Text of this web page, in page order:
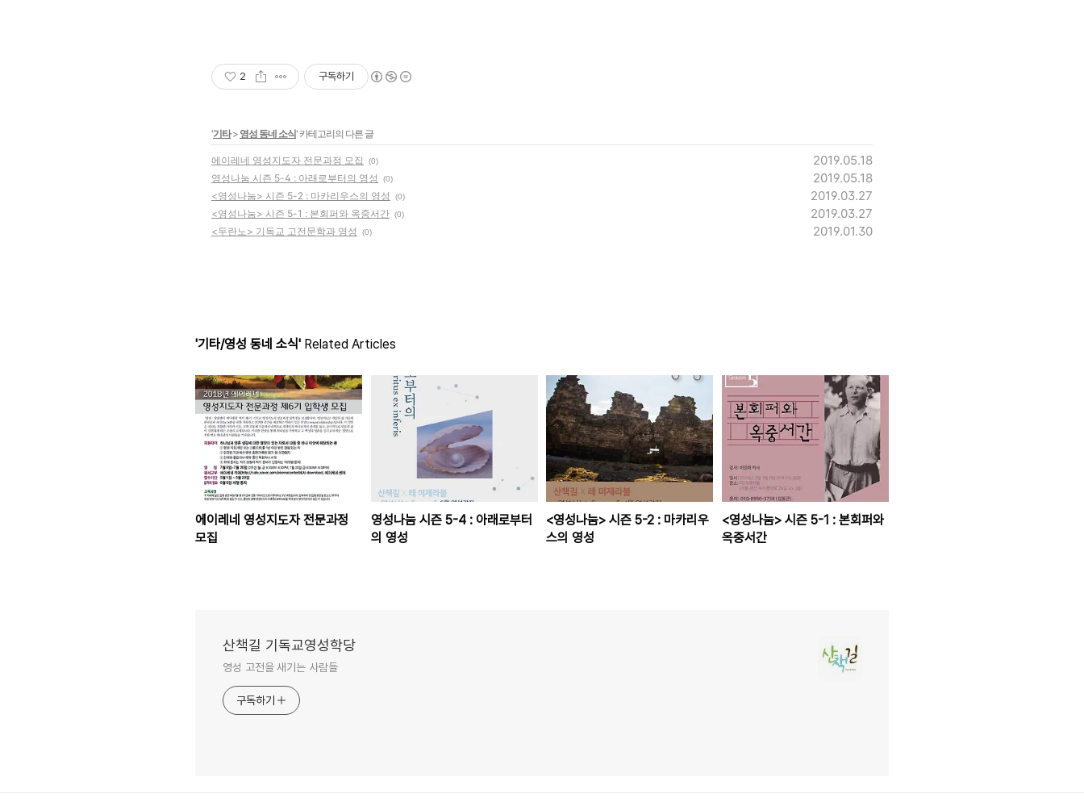
2 구독하기
'기타> 영성 동네 소식' 카테고리의 다른 글
에이레네 영성지도자 전문과정 모집 (0) 2019.05.18
영성나눔 시즌 5-4 : 아래로부터의 영성 (0) 2019.05.18
<영성나눔> 시즌 5-2 : 마카리우스의 영성 (0) 2019.03.27
<영성나눔> 시즌 5-1 : 본회퍼와 옥중서간 (0) 2019.03.27
<두란노> 기독교 고전문학과 영성 (0) 2019.01.30
'기타/영성 동네 소식' Related Articles
에이레네 영성지도자 전문과정
모집
영성나눔 시즌 5-4 : 아래로부터
의 영성
<영성나눔> 시즌 5-2 : 마카리우
스의 영성
<영성나눔> 시즌 5-1 : 본회퍼와
옥중서간
산책길 기독교영성학당
영성 고전을 새기는 사람들
구독하기